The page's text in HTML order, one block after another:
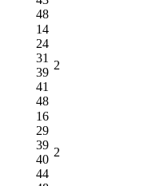
48
14
24
31
39
41
48
2
16
29
39
40
44
2